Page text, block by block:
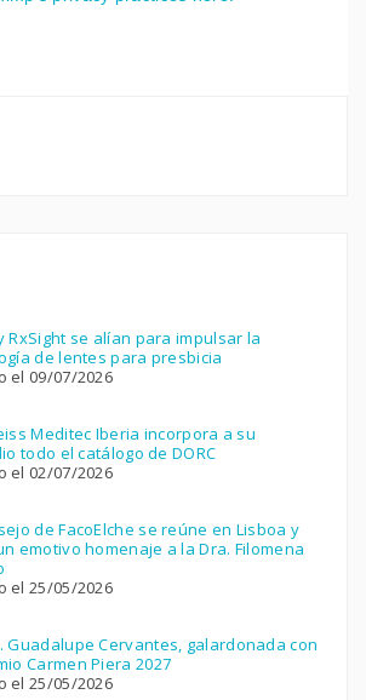
RxSight se alían para impulsar la
de lentes para presbicia
el 09/07/2026
Meditec Iberia incorpora a su
todo el catálogo de DORC
el 02/07/2026
de FacoElche se reúne en Lisboa y
emotivo homenaje a la Dra. Filomena
el 25/05/2026
Guadalupe Cervantes, galardonada con
Carmen Piera 2027
el 25/05/2026